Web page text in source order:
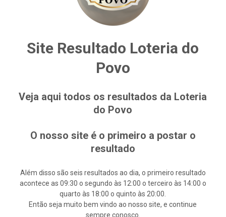
Site Resultado Loteria do
Povo
Veja aqui todos os resultados da Loteria
do Povo
O nosso site é o primeiro a postar o
resultado
Além disso são seis resultados ao dia, o primeiro resultado
acontece as 09:30 o segundo às 12:00 o terceiro às 14:00 o
quarto às 18:00 o quinto às 20:00.
Então seja muito bem vindo ao nosso site, e continue
sempre conosco.